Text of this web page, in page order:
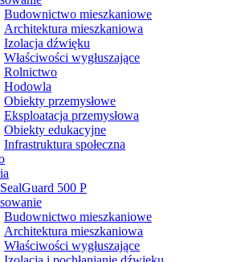
Budownictwo mieszkaniowe
Architektura mieszkaniowa
Izolacja dźwięku
Właściwości wygłuszające
Rolnictwo
Hodowla
Obiekty przemysłowe
Eksploatacja przemysłowa
Obiekty edukacyjne
Infrastruktura społeczna
500 P
Budownictwo mieszkaniowe
Architektura mieszkaniowa
Właściwości wygłuszające